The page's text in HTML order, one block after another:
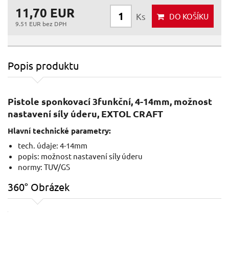
11,70 EUR
9.51 EUR bez DPH
Ks DO KOŠÍKU
Popis produktu
Pistole sponkovací 3funkční, 4-14mm, možnost
nastavení síly úderu, EXTOL CRAFT
Hlavní technické parametry:
tech. údaje: 4-14mm
popis: možnost nastavení síly úderu
normy: TUV/GS
360° Obrázek